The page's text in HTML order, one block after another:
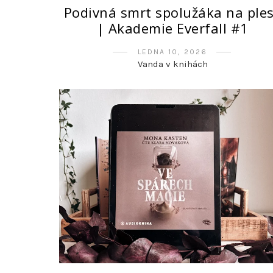
Podivná smrt spolužáka na
| Akademie Everfall #1
LEDNA 10, 2026
Vanda v knihách